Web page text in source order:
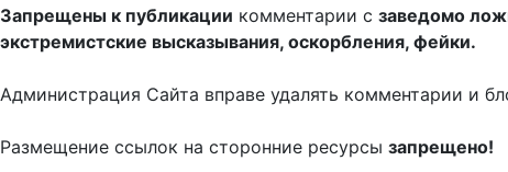
Запрещены к публикации комментарии с заведомо
экстремистские высказывания, оскорбления, фейки.
Администрация Сайта вправе удалять комментарии и
Размещение ссылок на сторонние ресурсы запрещено!